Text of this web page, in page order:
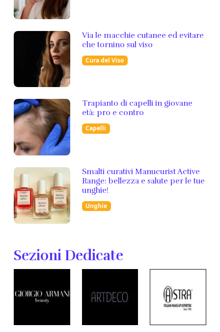
Via le macchie cutanee ed evitare
che tornino sul viso
Cura del Viso
Trapianto di capelli in giovane
età: pro e contro
Capelli
Smalti curativi Manucurist Active
Range: bellezza e salute per le tue
unghie!
Unghie
Sezioni Dedicate